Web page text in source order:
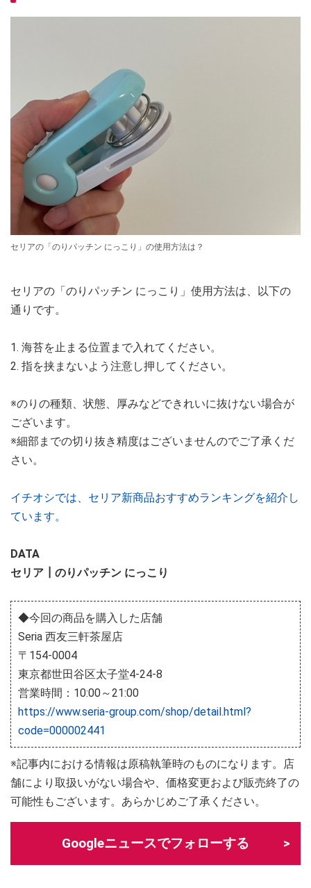
セリアの「のりパッチン にっこり」の使用方法は？
セリアの「のりパッチン にっこり」使用方法は、以下の
通りです。
1. 海苔を止まる位置まで入れてください。
2. 指を挟まないよう注意し押してください。
※のりの種類、状態、厚みなどできれいに抜けない場合が
ございます。
※細部までの切り抜き精度はございませんのでご了承くだ
さい。
イチオシでは、セリア新商品おすすめランキングを紹介し
ています。
DATA
セリア┃のりパッチン にっこり
◆今回の商品を購入した店舗
Seria 西友三軒茶屋店
〒154-0004
東京都世田谷区太子堂4-24-8
営業時間：10:00～21:00
https://www.seria-group.com/shop/detail.html?
code=000002441
※記事内における情報は原稿執筆時のものになります。店
舗により取扱いがない場合や、価格変更および販売終了の
可能性もございます。あらかじめご了承ください。
Googleニュースでフォローする